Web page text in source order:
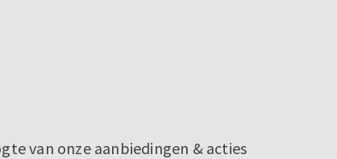
van onze aanbiedingen & acties